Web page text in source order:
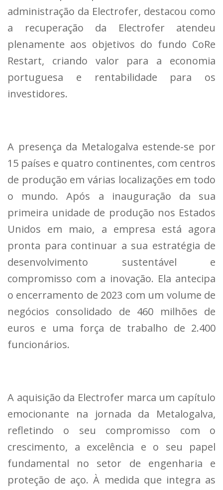
administração da Electrofer, destacou como
a recuperação da Electrofer atendeu
plenamente aos objetivos do fundo CoRe
Restart, criando valor para a economia
portuguesa e rentabilidade para os
investidores.
A presença da Metalogalva estende-se por
15 países e quatro continentes, com centros
de produção em várias localizações em todo
o mundo. Após a inauguração da sua
primeira unidade de produção nos Estados
Unidos em maio, a empresa está agora
pronta para continuar a sua estratégia de
desenvolvimento sustentável e
compromisso com a inovação. Ela antecipa
o encerramento de 2023 com um volume de
negócios consolidado de 460 milhões de
euros e uma força de trabalho de 2.400
funcionários.
A aquisição da Electrofer marca um capítulo
emocionante na jornada da Metalogalva,
refletindo o seu compromisso com o
crescimento, a excelência e o seu papel
fundamental no setor de engenharia e
proteção de aço. À medida que integra as